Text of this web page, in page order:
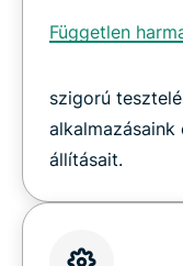
Független
szigorú
állításait.